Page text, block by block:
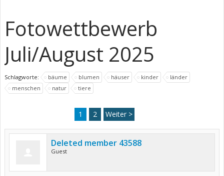
Fotowettbewerb
Juli/August 2025
Schlagworte: bäume blumen häuser kinder
länder
menschen
natur tiere
1 2 Weiter >
Deleted member 43588
Guest